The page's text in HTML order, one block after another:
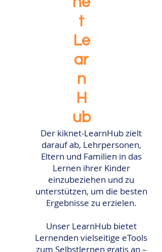
t
Le
ar
n
H
ub
Der kiknet-LearnHub zielt
darauf ab, Lehrpersonen,
Eltern und Familien in das
Lernen ihrer Kinder
einzubeziehen und zu
unterstützen, um die besten
Ergebnisse zu erzielen.
Unser LearnHub bietet
Lernenden vielseitige eTools
zum Selbstlernen gratis an –